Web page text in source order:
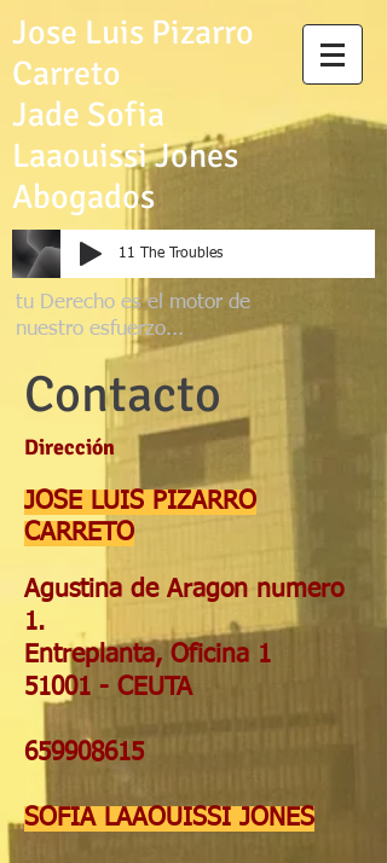
Jose Luis Pizarro
Carreto
Jade Sofia
Laaouissi Jones
Abogados
11 The Troubles
tu Derecho es el motor de
nuestro esfuerzo...
Contacto
Dirección
JOSE LUIS PIZARRO
CARRETO
Agustina de Aragon numero
1.
Entreplanta, Oficina 1
51001 - CEUTA
659908615
SOFIA LAAOUISSI JONES